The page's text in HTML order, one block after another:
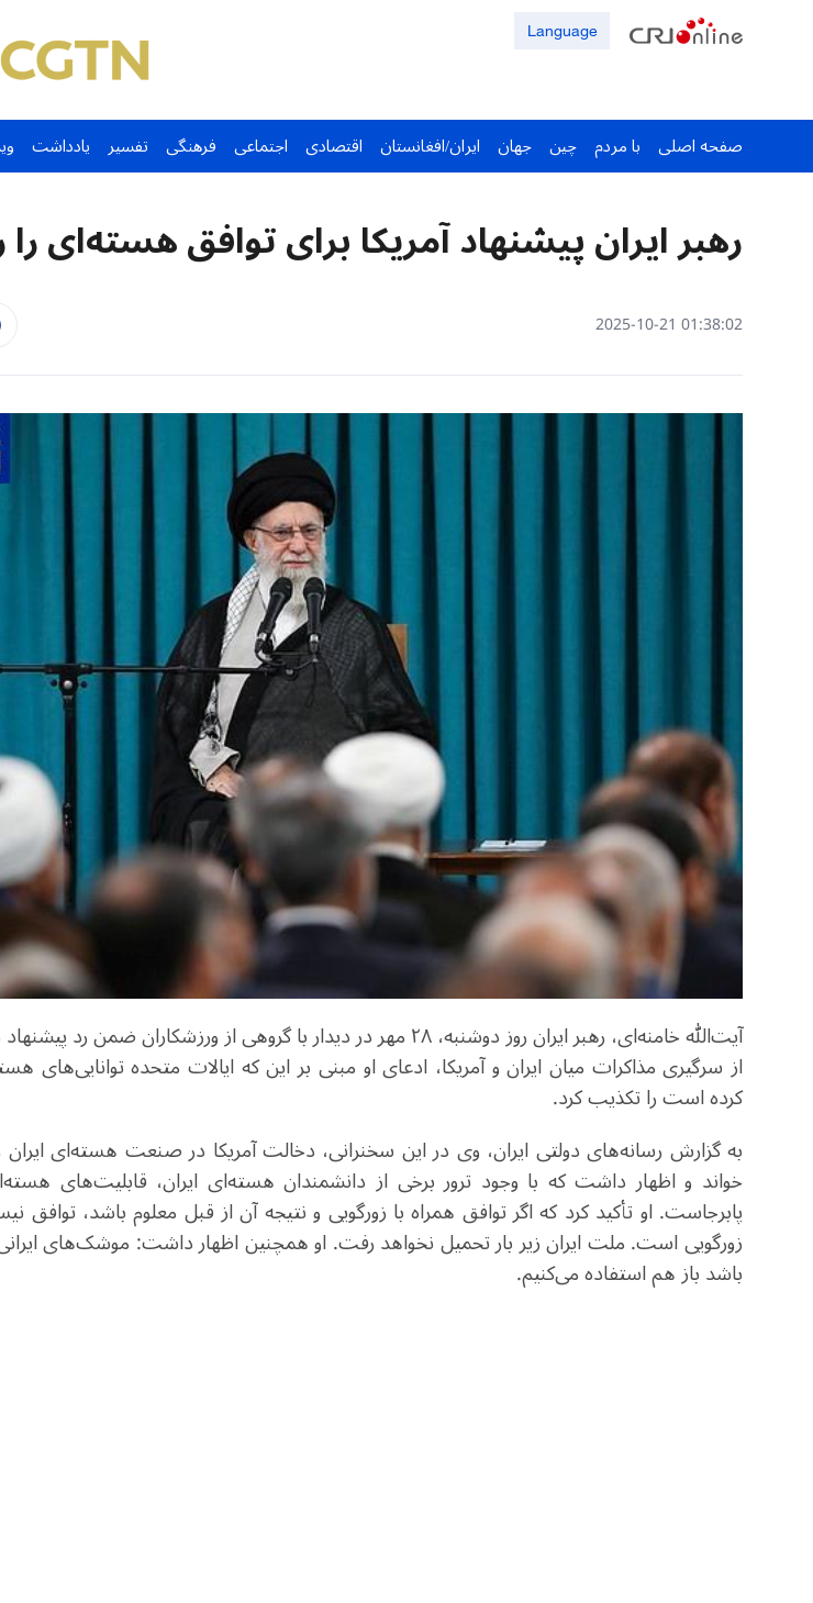
Language
صفحه اصلی با مردم چین جهان ایران/افغانستان اقتصادی اجتماعی فرهنگی تفسیر یادداشت
رهبر ایران پیشنهاد آمریکا برای توافق هسته‌ای را
01:38:02 2025-10-21
آیت‌الله خامنه‌ای، رهبر ایران روز دوشنبه، ۲۸ مهر در دیدار با گروهی از ورزشکاران
از سرگیری مذاکرات میان ایران و آمریکا، ادعای او مبنی بر این ‌که ایالات متحده توانایی‌های
کرده است را تکذیب کرد.
به گزارش رسانه‌های دولتی ایران، وی در این سخنرانی، دخالت آمریکا در صنعت هسته‌ای ایران
خواند و اظهار داشت که با وجود ترور برخی از دانشمندان هسته‌ای ایران، قابلیت‌های
پابرجاست. او تأکید کرد که اگر توافق همراه با زورگویی و نتیجه آن از قبل معلوم باشد، توافق
زورگویی است. ملت ایران زیر بار تحمیل نخواهد رفت. او همچنین اظهار داشت: موشک‌های ایرانی
باشد باز هم استفاده می‌کنیم.